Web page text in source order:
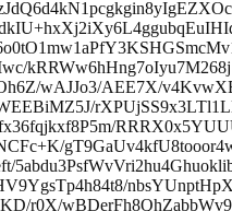
wAJJo3/AEE7X/
r0X/